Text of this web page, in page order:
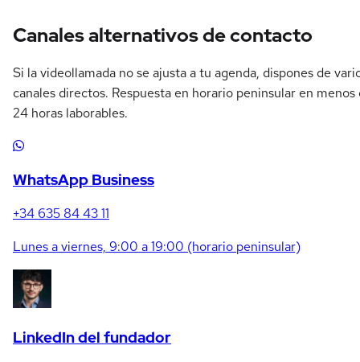
Canales alternativos de contacto
Si la videollamada no se ajusta a tu agenda, dispones de
canales directos. Respuesta en horario peninsular en menos
24 horas laborables.
WhatsApp Business
+34 635 84 43 11
Lunes a viernes, 9:00 a 19:00 (horario peninsular)
LinkedIn del fundador